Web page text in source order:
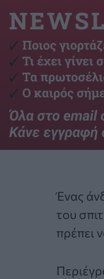
Ένας
του
πρέπει